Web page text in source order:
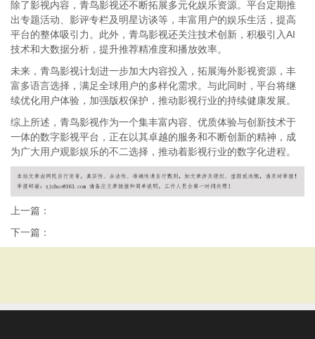
除了影视内容，青鸟影视还不断拓展多元化娱乐资源。平台定期推
出专题活动、影评专栏及明星访谈等，丰富用户的娱乐生活，提高
平台的整体吸引力。此外，青鸟影视还关注技术创新，积极引入AI
技术和大数据分析，提升推荐精准度和播放效率。
未来，青鸟影视计划进一步加大内容投入，拓展海外影视资源，丰
富多语言选择，满足全球用户的多样化需求。与此同时，平台将继
续优化用户体验，加强版权保护，推动影视行业的持续健康发展。
综上所述，青鸟影视作为一个集丰富内容、优质体验与创新技术于
一体的数字影视平台，正在以其卓越的服务和不断创新的精神，成
为广大用户观影娱乐的不二选择，推动着影视行业的数字化进程。
上一篇：
下一篇：